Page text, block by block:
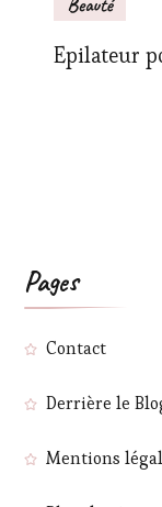
Beauté
Epilateur
Pages
Contact
Derrière le
Mentions